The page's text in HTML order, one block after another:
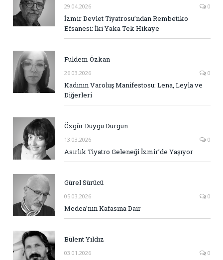
29.04.2026 0
İzmir Devlet Tiyatrosu’ndan Rembetiko
Efsanesi: İki Yaka Tek Hikaye
Fuldem Özkan
26.03.2026 0
Kadının Varoluş Manifestosu: Lena, Leyla ve
Diğerleri
Özgür Duygu Durgun
13.03.2026 0
Asırlık Tiyatro Geleneği İzmir’de Yaşıyor
Gürel Sürücü
05.03.2026 0
Medea’nın Kafasına Dair
Bülent Yıldız
03.01.2026 0